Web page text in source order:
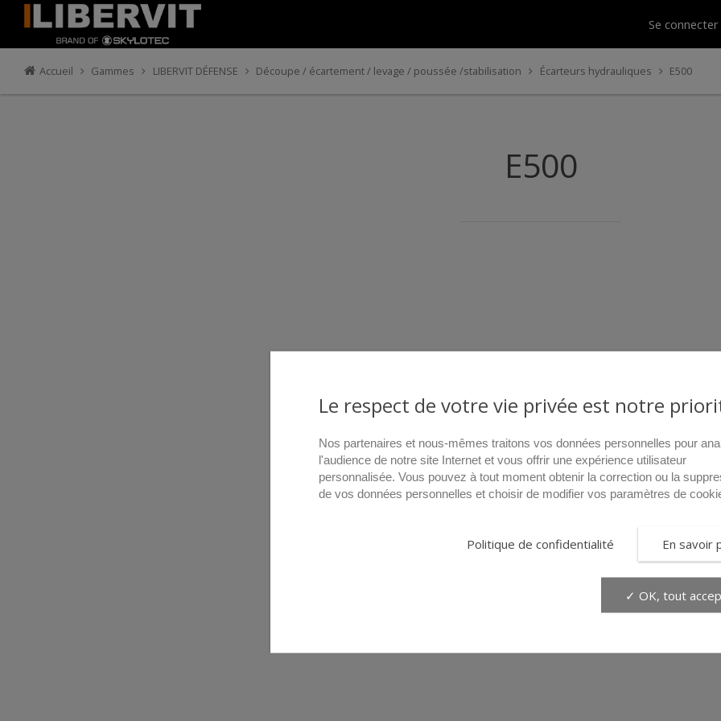
Se connecter
Accueil Gammes LIBERVIT DÉFENSE Découpe / écartement / levage / poussée /stabilisation Écarteurs hydrauliques E500
E500
Le respect de votre vie privée est notre
Nos partenaires et nous-mêmes traitons vos données personnelles pour
l'audience de notre site Internet et vous offrir une expérience utilisateur
personnalisée. Vous pouvez à tout moment obtenir la correction ou la
de vos données personnelles et choisir de modifier vos paramètres de
Politique de confidentialité En savoir
✓ OK, tout